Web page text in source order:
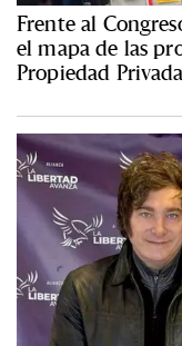
Frente al
el mapa de las
Propiedad